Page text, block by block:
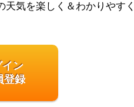
気を楽しく＆わかりやす
イン
登録